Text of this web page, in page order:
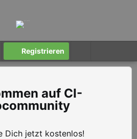
Registrieren
CI-
Dich jetzt kostenlos!